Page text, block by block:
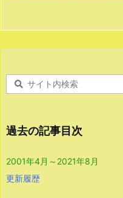
過去の記事目次
2001年4月～2021年8月
更新履歴